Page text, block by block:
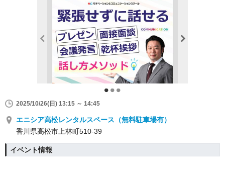
2025/10/26(日) 13:15 ～ 14:45
エニシア高松レンタルスペース（無料駐車場有）
香川県高松市上林町510-39
イベント情報